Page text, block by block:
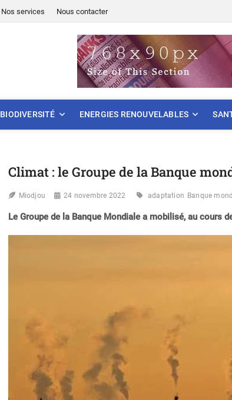
Nos services Nous contacter
BIODIVERSITÉ ENERGIES RENOUVELABLES
Climat : le Groupe de la Banque
Miodjou 24 novembre 2022 adaptation Banque
Le Groupe de la Banque Mondiale a mobilisé, au cours